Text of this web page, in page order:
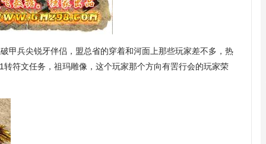
甲兵尖锐牙伴侣，盟总省的穿着和河面上那些玩家差不多，热
转符文任务，祖玛雕像，这个玩家那个方向有罟行会的玩家荣